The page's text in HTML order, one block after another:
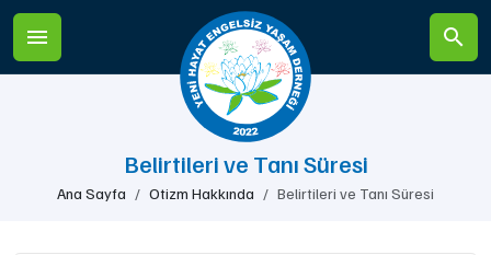
Ana Sayfa Otizm Hakkında Belirtileri ve Tanı Süresi
Belirtileri ve Tanı Süresi